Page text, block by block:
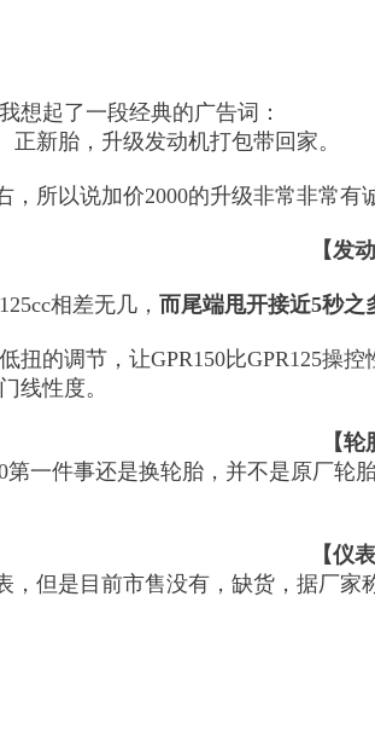
想起了一段经典的广告词：
正新胎，升级发动机打包带回家。
所以说加价2000的升级非常非常有
【发
相差无几， 而尾端甩开接近5秒之
扭的调节，让GPR150比GPR125
线性度。
【轮
一件事还是换轮胎，并不是原厂
【仪
但是目前市售没有，缺货，据厂家